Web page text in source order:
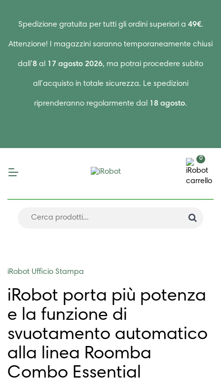
Spedizione gratuita per tutti gli ordini superiori a 49€.
Attenzione! I magazzini saranno temporaneamente chiusi
dall’8 al 17 agosto 2026, ma potrai procedere subito
all’acquisto in totale sicurezza. Le spedizioni
riprenderanno regolarmente dal 18 agosto.
0
iRobot Ufficio Stampa
iRobot porta più potenza
e la funzione di
svuotamento automatico
alla linea Roomba
Combo Essential